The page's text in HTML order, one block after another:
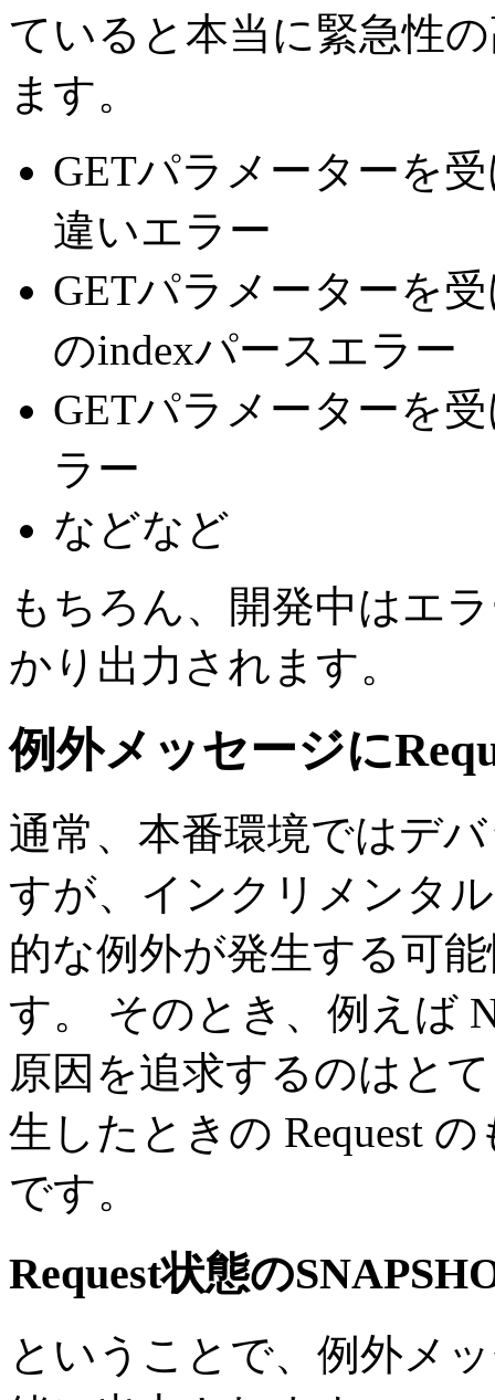
ていると本当に緊急性
ます。
GETパラメーターを
違いエラー
GETパラメーターを
のindexパースエラー
GETパラメーターを
ラー
などなど
もちろん、開発中はエ
かり出力されます。
例外メッセージに
通常、本番環境ではデ
すが、インクリメンタ
的な例外が発生する可
す。 そのとき、例えば
原因を追求するのはと
生したときの Request
です。
Request状態の
ということで、例外メ